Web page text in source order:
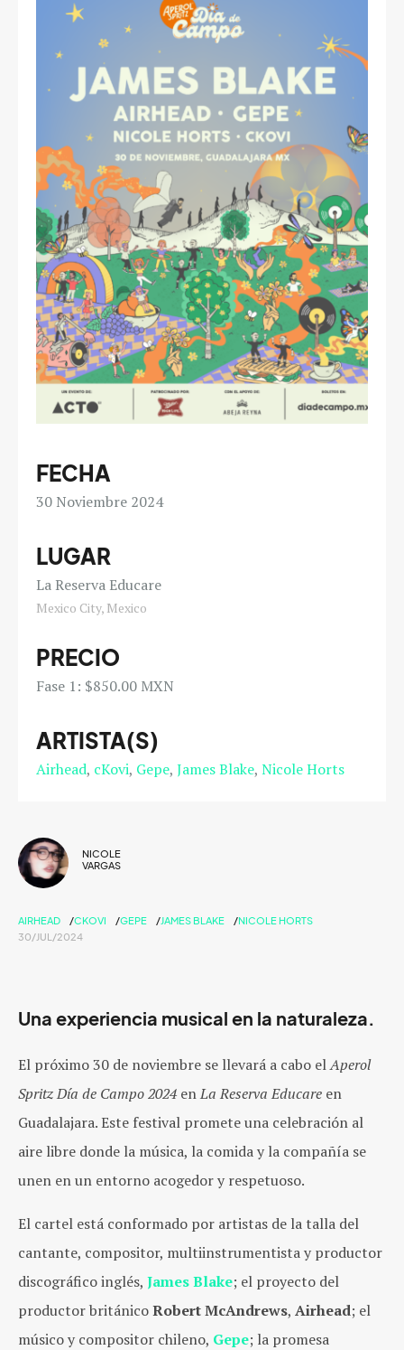
FECHA
30 Noviembre 2024
LUGAR
La Reserva Educare
Mexico City, Mexico
PRECIO
Fase 1: $850.00 MXN
ARTISTA(S)
Airhead cKovi Gepe James Blake Nicole Horts
NICOLE
VARGAS
AIRHEAD CKOVI GEPE JAMES BLAKE
NICOLE HORTS
30/JUL/2024
Una experiencia musical en la naturaleza.
El próximo 30 de noviembre se llevará a cabo elAperol
Spritz Día de Campo 2024enLa Reserva Educare en
Guadalajara. Este festival promete una celebración al
aire libre donde la música, la comida y la compañía se
unen en un entorno acogedor y respetuoso.
El cartel está conformado por artistas de la talla del
cantante, compositor, multiinstrumentista y productor
discográfico inglés, James Blake; el proyecto del
productor británicoRobert McAndrews, Airhead; el
músico y compositor chileno, Gepe; la promesa